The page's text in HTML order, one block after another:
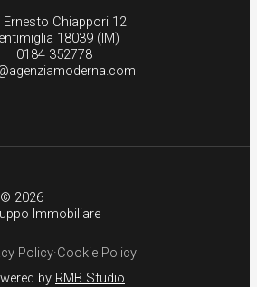
Ernesto Chiappori 12
18039 (IM)
0184 352778
2026
Immobiliare
Policy·Cookie Policy
by RMB Studio